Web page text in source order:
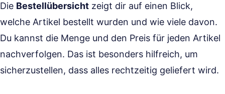
Die Bestellübersicht zeigt dir auf einen Blick,
welche Artikel bestellt wurden und wie viele davon.
Du kannst die Menge und den Preis für jeden Artikel
nachverfolgen. Das ist besonders hilfreich, um
sicherzustellen, dass alles rechtzeitig geliefert wird.